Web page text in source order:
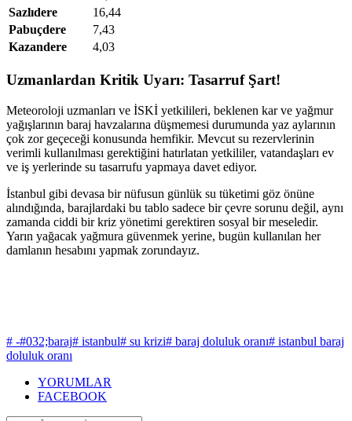
Sazlıdere
16,44
Pabuçdere
7,43
Kazandere
4,03
Uzmanlardan Kritik Uyarı: Tasarruf Şart!
Meteoroloji uzmanları ve İSKİ yetkilileri, beklenen kar ve yağmur
yağışlarının baraj havzalarına düşmemesi durumunda yaz aylarının
çok zor geçeceği konusunda hemfikir. Mevcut su rezervlerinin
verimli kullanılması gerektiğini hatırlatan yetkililer, vatandaşları ev
ve iş yerlerinde su tasarrufu yapmaya davet ediyor.
İstanbul gibi devasa bir nüfusun günlük su tüketimi göz önüne
alındığında, barajlardaki bu tablo sadece bir çevre sorunu değil, aynı
zamanda ciddi bir kriz yönetimi gerektiren sosyal bir meseledir.
Yarın yağacak yağmura güvenmek yerine, bugün kullanılan her
damlanın hesabını yapmak zorundayız.
# -#032;baraj# istanbul# su krizi# baraj doluluk oranı# istanbul baraj
doluluk oranı
YORUMLAR
FACEBOOK